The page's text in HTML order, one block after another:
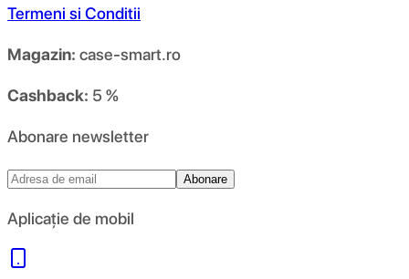
Termeni si Conditii
Magazin: case-smart.ro
Cashback: 5 %
Abonare newsletter
Abonare
Aplicație de mobil